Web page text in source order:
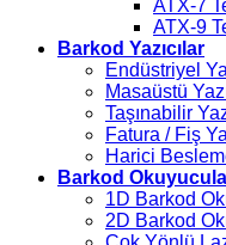
ATX-7
ATX-9
Barkod Yazıcılar
Endüstriyel
Masaüstü
Taşınabilir
Fatura / Fiş
Harici
Barkod
1D Barkod
2D Barkod